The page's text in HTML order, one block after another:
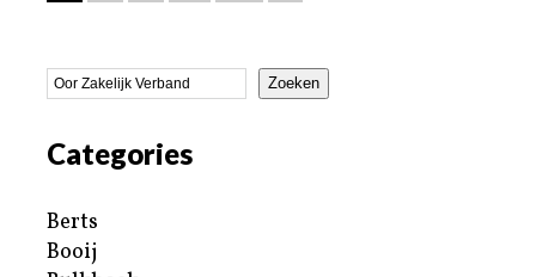
Zoeken
Categories
Berts
Booij